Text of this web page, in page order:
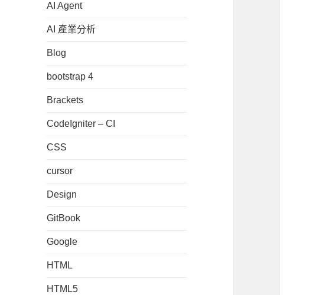
AI Agent
AI 產業分析
Blog
bootstrap 4
Brackets
CodeIgniter – CI
CSS
cursor
Design
GitBook
Google
HTML
HTML5